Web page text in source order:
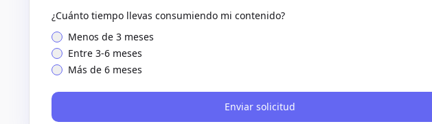
¿Cuánto tiempo llevas consumiendo mi contenido?
Menos de 3 meses
Entre 3-6 meses
Más de 6 meses
Enviar solicitud